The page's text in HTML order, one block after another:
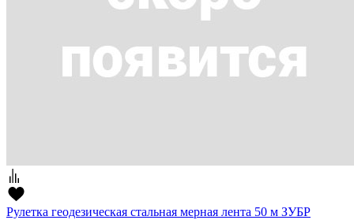
Рулетка геодезическая стальная мерная лента 50 м ЗУБР